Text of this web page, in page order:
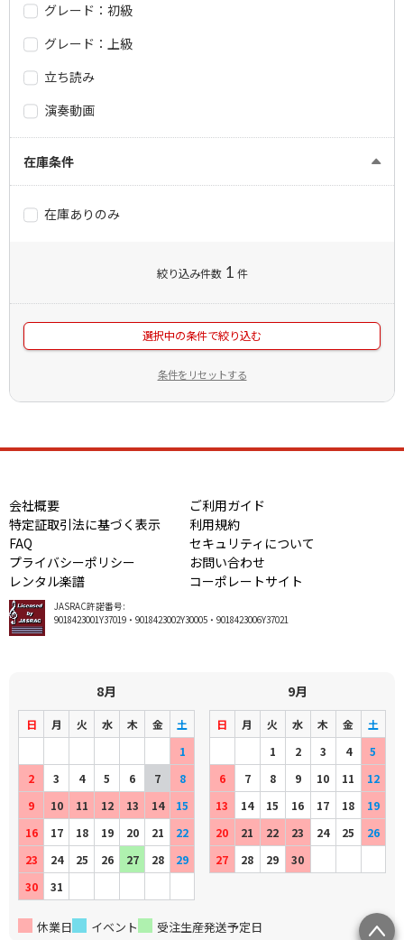
グレード：初級
グレード：上級
立ち読み
演奏動画
在庫条件
在庫ありのみ
絞り込み件数 1 件
選択中の条件で絞り込む
条件をリセットする
会社概要
ご利用ガイド
特定証取引法に基づく表示
利用規約
FAQ
セキュリティについて
プライバシーポリシー
お問い合わせ
レンタル楽譜
コーポレートサイト
JASRAC許諾番号:
9018423001Y37019・9018423002Y30005・9018423006Y37021
8月
日 月 火 水 木 金
土
1
2
3 4 5 6 7
8
9
10 11 12 13 14
15
16
17 18 19 20 21
22
23
24 25 26 27 28
29
30
31
9月
日 月 火 水 木 金
土
1
2 3 4
5
6
7 8 9 10 11
12
13
14 15 16 17 18
19
20
21 22 23 24 25
26
27
28 29 30
休業日 イベント 受注生産発送予定日